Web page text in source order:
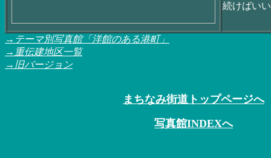
続けばい
→テーマ別写真館「洋館のある港町」
→重伝建地区一覧
→旧バージョン
まちなみ街道トップページへ
写真館INDEXへ